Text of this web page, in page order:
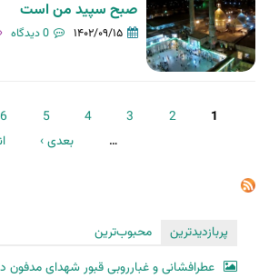
صبح سپید من است
۱۴۰۲/۰۹/۱۵ 0 دیدگاه
صفحه‌ها
1
2
3
4
5
6
…
بعدی ›
پربازدیدترین
محبوب‌ترین
عطرافشانی و غبارروبی قبور شهدای